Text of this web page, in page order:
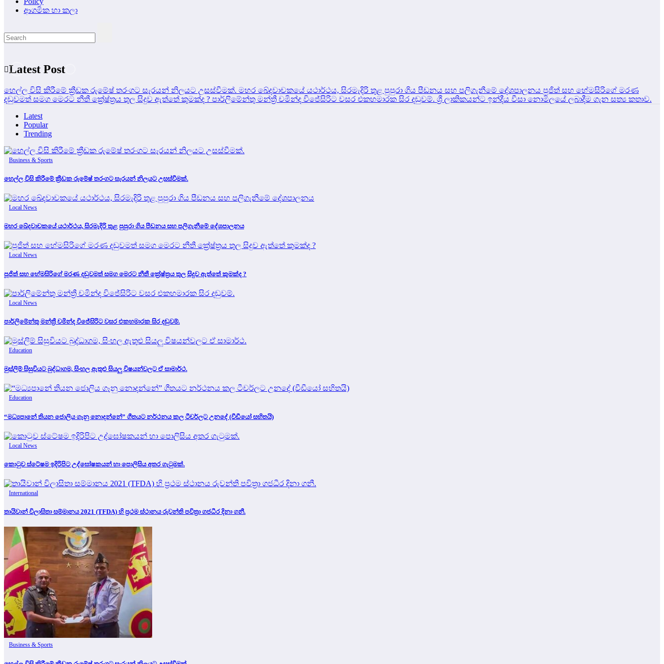
ආගමික හා කලා
Latest Post
හෙල්ල විසි කිරීමේ ක්‍රීඩක රුමේෂ් තරංගට සැරයන් නිලයට උසස්වීමක්. මහර ඛේදවාචකයේ යථාර්ථය, සිරමැදිරි තුළ පුපුරා ගිය පීඩනය සහ පලිගැනීමේ දේශපාලනය පූජිත් සහ හේමසිරිගේ මරණ
දඩුවමත් සමග මෙරට නීතී ක්‍රේෂ්ත්‍රය තුල සිදුව ඇත්තේ කුමක්ද ? පාර්ලිමේන්තු මන්ත්‍රී චමින්ද විජේසිරිට වසර එකහමාරක සිර දඬුවම්. ශ්‍රී ලාකිකයන්ට ඉන්දීය වීසා නොමිලයේ ලබාදීම ගැන සත්‍ය කතාව.
Latest
Popular
Trending
Business & Sports
හෙල්ල විසි කිරීමේ ක්‍රීඩක රුමේෂ් තරංගට සැරයන් නිලයට උසස්වීමක්.
Local News
මහර ඛේදවාචකයේ යථාර්ථය, සිරමැදිරි තුළ පුපුරා ගිය පීඩනය සහ පලිගැනීමේ දේශපාලනය
Local News
පූජිත් සහ හේමසිරිගේ මරණ දඩුවමත් සමග මෙරට නීතී ක්‍රේෂ්ත්‍රය තුල සිදුව ඇත්තේ කුමක්ද ?
Local News
පාර්ලිමේන්තු මන්ත්‍රී චමින්ද විජේසිරිට වසර එකහමාරක සිර දඬුවම්.
Education
මුස්ලිම් සිසුවියට බුද්ධාගම, සිංහල ඇතුළු සියලු විෂයන්වලට ඒ සාමාර්ථ.
Education
“මධ්‍යපානේ තියන ජොලිය ගෑනු නොදන්නේ” ගීතයට නර්ථනය කල ටීචර්ලට උනදේ (වීඩීයෝ සහිතයි)
Local News
කොටුව ස්ටේෂම ඉදිරිපිට උද්ඝෝෂකයන් හා පොලිසිය අතර ගැටුමක්.
International
තායිවාන් විලාසිතා සම්මානය 2021 (TFDA) හි ප්‍රථම ස්ථානය රුවන්ති පවිත්‍රා ගජධීර දිනා ගනී.
Business & Sports